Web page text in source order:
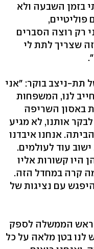
בזמן השבעה ולא
פוליטיים,
רק רוצה הסברים
שצריך לתת לי
תת-ניצב בוקר: "אני
לנו, המשפחות
יש 43 קורבנות באסון השריפה
אותנו, לא מגיע
אנחנו איבדנו
עוד לעולמים.
היו קשורות אליו
קרה במחדל הזה.
עם נציגות של
הממשלה לספק
לנו בטן מלאה על כל